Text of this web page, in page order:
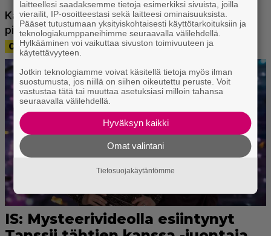
laitteellesi saadaksemme tietoja esimerkiksi sivuista, joilla
vierailit, IP-osoitteestasi sekä laitteesi ominaisuuksista.
Pääset tutustumaan yksityiskohtaisesti käyttötarkoituksiin ja
teknologiakumppaneihimme seuraavalla välilehdellä.
Hylkääminen voi vaikuttaa sivuston toimivuuteen ja
käytettävyyteen.
Jotkin teknologiamme voivat käsitellä tietoja myös ilman
suostumusta, jos niillä on siihen oikeutettu peruste. Voit
vastustaa tätä tai muuttaa asetuksiasi milloin tahansa
seuraavalla välilehdellä.
Hyväksyn kaikki
Omat valintani
Tietosuojakäytäntömme